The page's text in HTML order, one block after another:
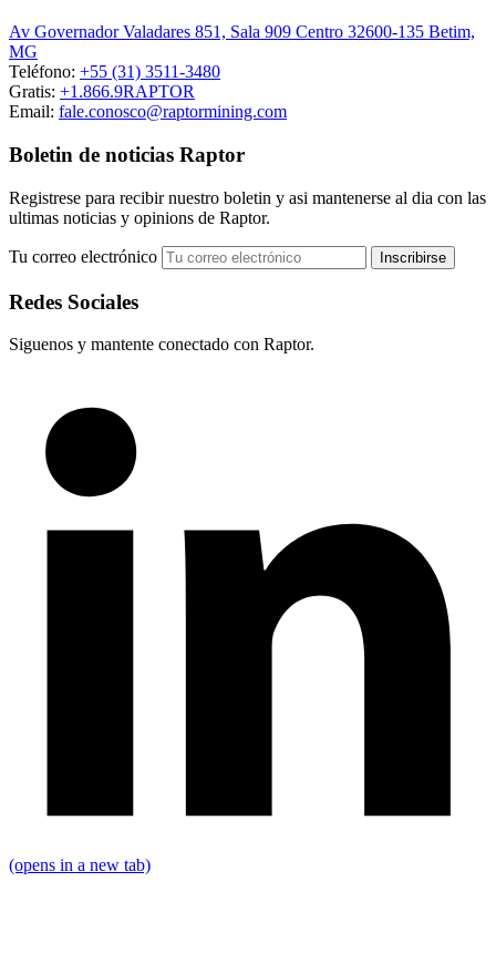
Av Governador Valadares 851, Sala 909 Centro 32600-135 Betim,
MG
Teléfono: +55 (31) 3511-3480
Gratis: +1.866.9RAPTOR
Email: fale.conosco@raptormining.com
Boletin de noticias Raptor
Registrese para recibir nuestro boletin y asi mantenerse al dia con las
ultimas noticias y opinions de Raptor.
Tu correo electrónico
Redes Sociales
Siguenos y mantente conectado con Raptor.
(opens in a new tab)